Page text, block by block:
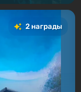
2 награды